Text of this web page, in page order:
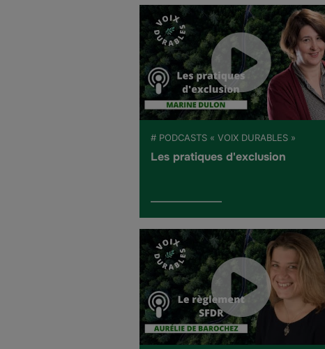
# PODCASTS « VOIX DURABLES »
Les pratiques d'exclusion